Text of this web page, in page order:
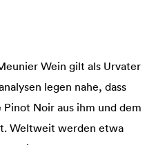
Wein gilt als Urvater
legen nahe, dass
Noir aus ihm und dem
Weltweit werden etwa